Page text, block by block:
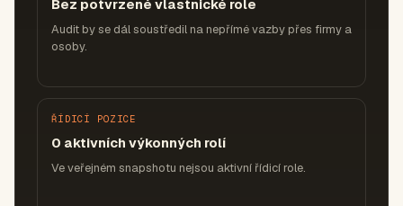
Bez potvrzené vlastnické role
Audit by se dál soustředil na nepřímé vazby přes firmy a
osoby.
ŘÍDICÍ POZICE
0 aktivních výkonných rolí
Ve veřejném snapshotu nejsou aktivní řídicí role.